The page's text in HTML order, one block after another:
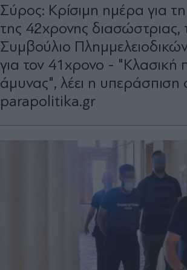
Σύρος: Κρίσιμη ημέρα για
της 42χρονης διασώστριας,
Συμβούλιο
για τον 41χρονο - "Κλασική
άμυνας", λέει η υπεράσπιση
parapolitika.gr